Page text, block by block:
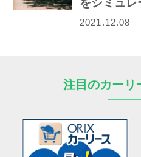
をシミュレ
2021.12.08
注目のカーリ